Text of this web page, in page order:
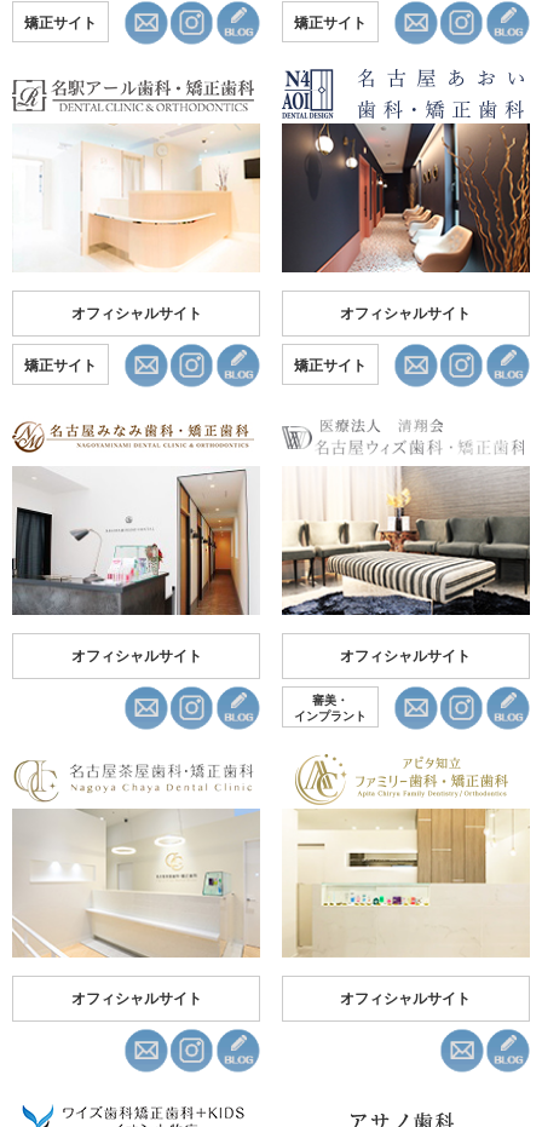
矯正サイト 矯正サイト
オフィシャルサイト
矯正サイト
オフィシャルサイト
矯正サイト
オフィシャルサイト オフィシャルサイト
審美・
インプラント
オフィシャルサイト オフィシャルサイト